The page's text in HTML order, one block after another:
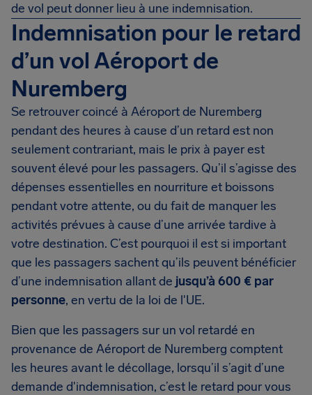
de vol peut donner lieu à une indemnisation.
Indemnisation pour le retard
d’un vol Aéroport de
Nuremberg
Se retrouver coincé à Aéroport de Nuremberg
pendant des heures à cause d’un retard est non
seulement contrariant, mais le prix à payer est
souvent élevé pour les passagers. Qu’il s’agisse des
dépenses essentielles en nourriture et boissons
pendant votre attente, ou du fait de manquer les
activités prévues à cause d’une arrivée tardive à
votre destination. C’est pourquoi il est si important
que les passagers sachent qu’ils peuvent bénéficier
d’une indemnisation allant de jusqu’à 600 € par
personne, en vertu de la loi de l'UE.
Bien que les passagers sur un vol retardé en
provenance de Aéroport de Nuremberg comptent
les heures avant le décollage, lorsqu’il s’agit d’une
demande d'indemnisation, c’est le retard pour vous